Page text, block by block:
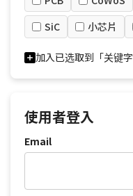
SiC
小芯片
加入已选取到「关键字
使用者登入
Email